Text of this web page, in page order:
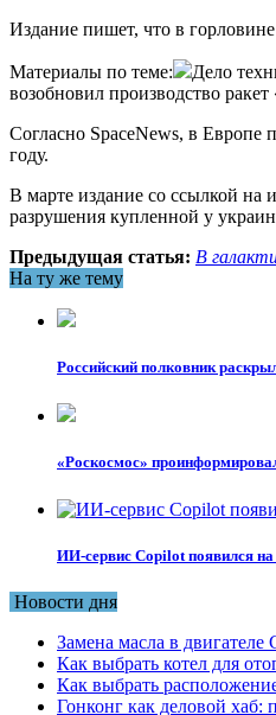
Издание пишет, что в
Материалы по теме: Дело
возобновил производство
Согласно SpaceNews, в Европе
году.
В марте издание со ссылкой на
разрушения купленной у
Предыдущая статья: В
На ту же тему
Российский полковник
«Роскосмос»
ИИ-сервис Copilot появился
Новости дня
Замена масла в
Как выбрать котел для
Как выбрать
Гонконг как деловой хаб: